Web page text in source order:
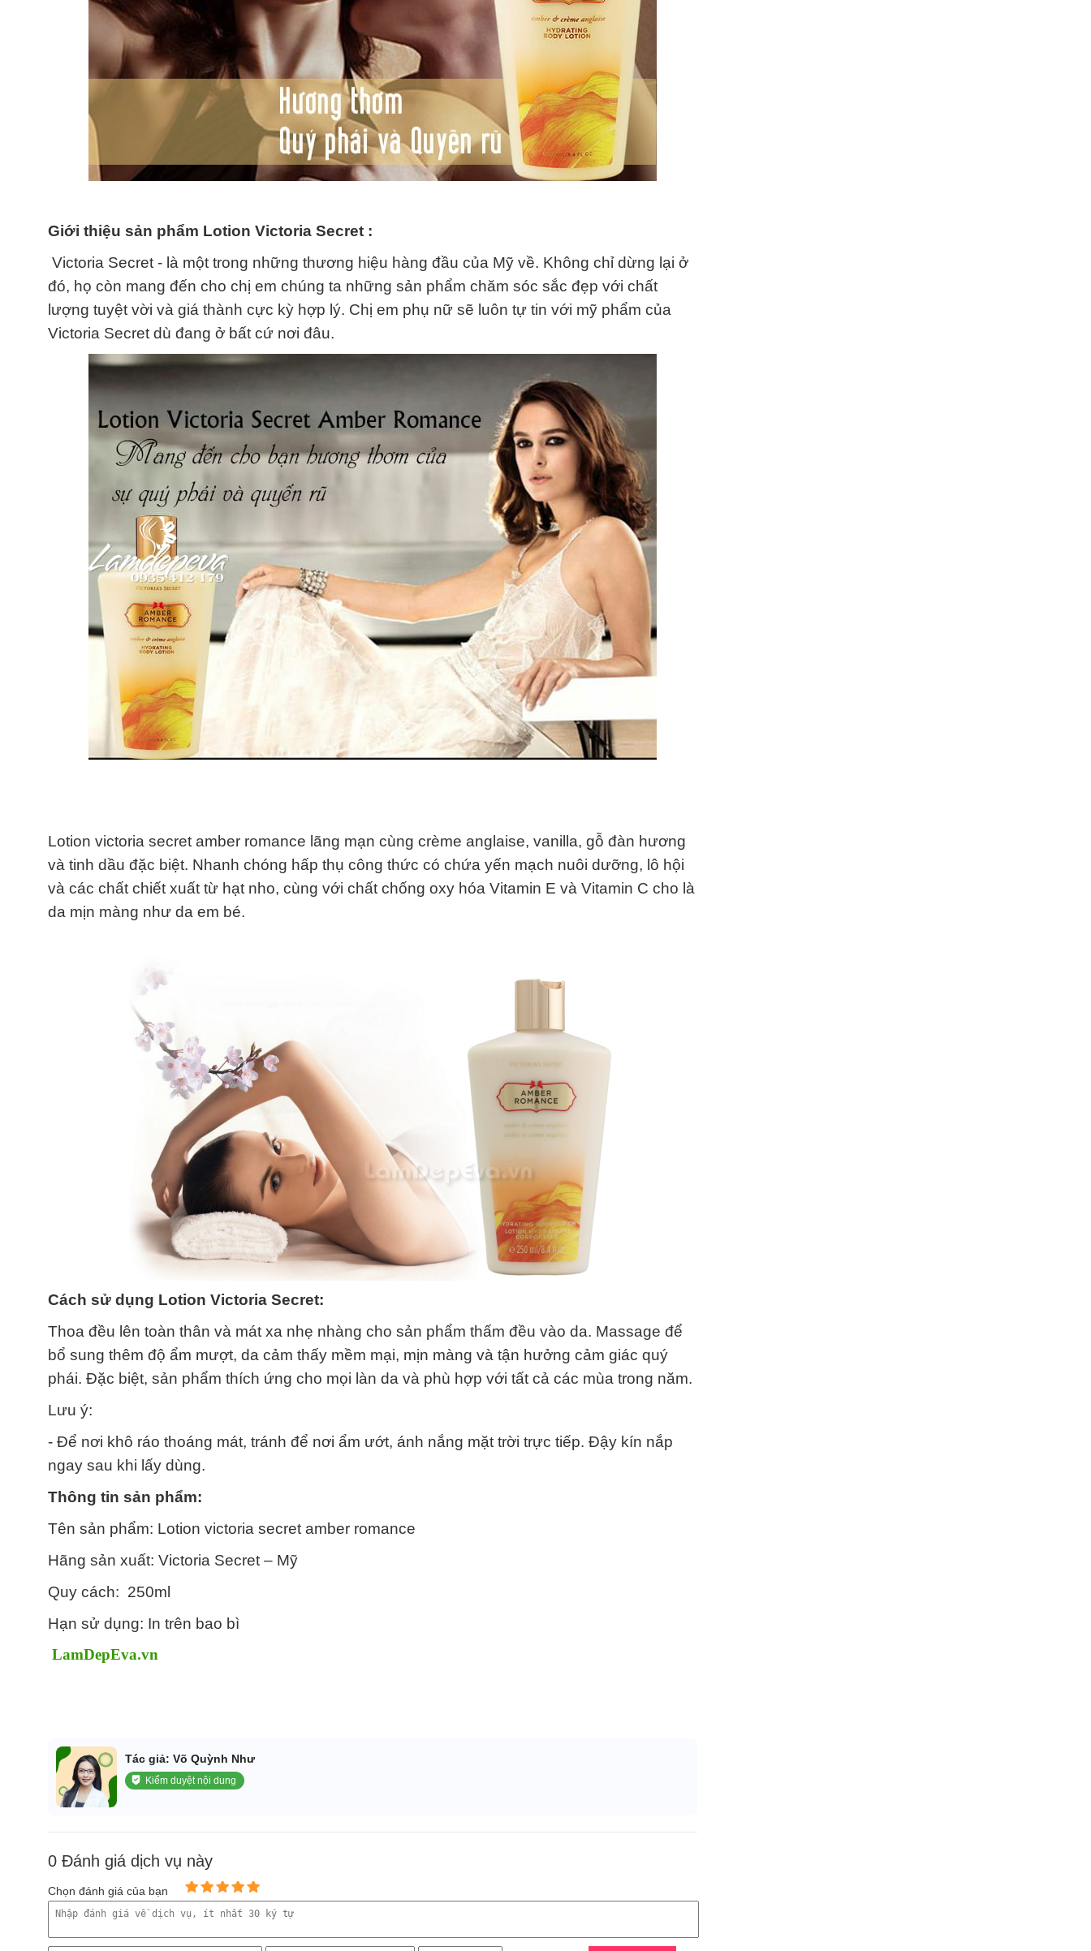
Giới thiệu sản phẩm Lotion Victoria Secret :
Victoria Secret - là một trong những thương hiệu hàng đầu của Mỹ về. Không chỉ dừng lại ở
đó, họ còn mang đến cho chị em chúng ta những sản phẩm chăm sóc sắc đẹp với chất
lượng tuyệt vời và giá thành cực kỳ hợp lý. Chị em phụ nữ sẽ luôn tự tin với mỹ phẩm của
Victoria Secret dù đang ở bất cứ nơi đâu.
Lotion victoria secret amber romance lãng mạn cùng crème anglaise, vanilla, gỗ đàn hương
và tinh dầu đặc biệt. Nhanh chóng hấp thụ công thức có chứa yến mạch nuôi dưỡng, lô hội
và các chất chiết xuất từ hạt nho, cùng với chất chống oxy hóa Vitamin E và Vitamin C cho là
da mịn màng như da em bé.
Cách sử dụng Lotion Victoria Secret:
Thoa đều lên toàn thân và mát xa nhẹ nhàng cho sản phẩm thấm đều vào da. Massage để
bổ sung thêm độ ẩm mượt, da cảm thấy mềm mại, mịn màng và tận hưởng cảm giác quý
phái. Đặc biệt, sản phẩm thích ứng cho mọi làn da và phù hợp với tất cả các mùa trong năm.
Lưu ý:
- Để nơi khô ráo thoáng mát, tránh để nơi ẩm ướt, ánh nắng mặt trời trực tiếp. Đậy kín nắp
ngay sau khi lấy dùng.
Thông tin sản phẩm:
Tên sản phẩm: Lotion victoria secret amber romance
Hãng sản xuất: Victoria Secret – Mỹ
Quy cách: 250ml
Hạn sử dụng: In trên bao bì
LamDepEva.vn
Tác giả: Võ Quỳnh Như
Kiểm duyệt nội dung
0 Đánh giá dịch vụ này
Chọn đánh giá của bạn